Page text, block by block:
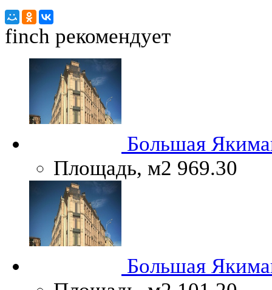
finch рекомендует
Большая
Площадь, м2 969.30
Большая